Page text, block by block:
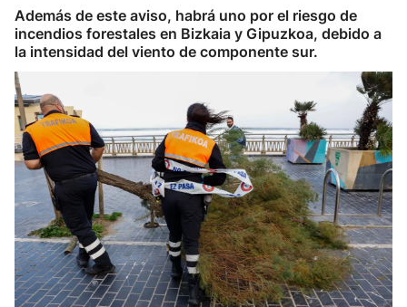
Además de este aviso, habrá uno por el riesgo de
incendios forestales en Bizkaia y Gipuzkoa, debido a
la intensidad del viento de componente sur.